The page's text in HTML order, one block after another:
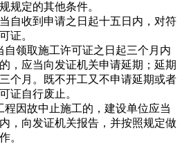
定的其他条件。
收到申请之日起十五日内，对符
证。
领取施工许可证之日起三个月内
，应当向发证机关申请延期；延期
个月。既不开工又不申请延期或者
证自行废止。
故中止施工的，建设单位应当
，向发证机关报告，并按照规定做
。